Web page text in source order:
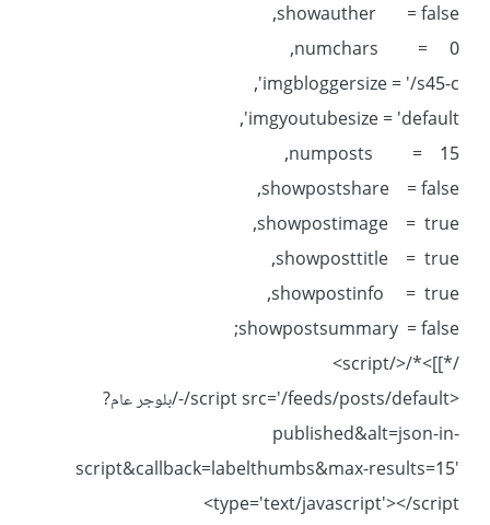
showauther = false,
numchars = 0,
imgbloggersize = '/s45-c',
imgyoutubesize = 'default',
numposts = 15,
showpostshare = false,
showpostimage = true,
showposttitle = true,
showpostinfo = true,
showpostsummary = false;
/*]]>*/</script>
<script src='/feeds/posts/default/-/بلوجر عام?
published&alt=json-in-
script&callback=labelthumbs&max-results=15'
type='text/javascript'></script>